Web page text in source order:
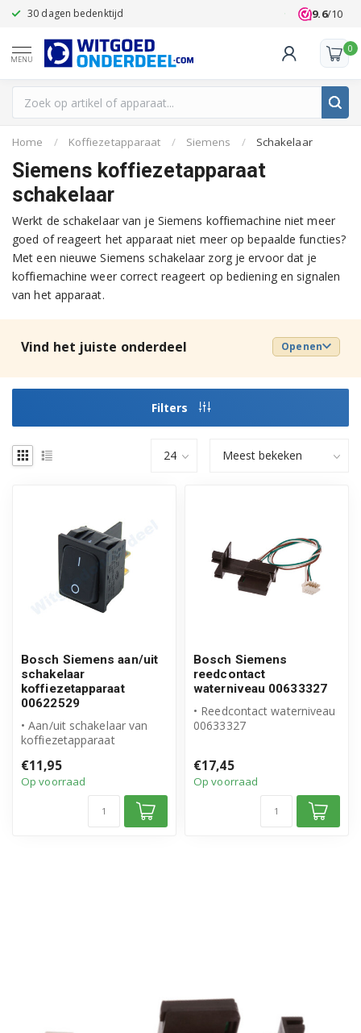
30 dagen bedenktijd Klanten
9.6/10
MENU
0
Home / Koffiezetapparaat / Siemens / Schakelaar
Siemens koffiezetapparaat
schakelaar
Werkt de schakelaar van je Siemens koffiemachine niet meer
goed of reageert het apparaat niet meer op bepaalde functies?
Met een nieuwe Siemens schakelaar zorg je ervoor dat je
koffiemachine weer correct reageert op bediening en signalen
van het apparaat.
Vind het juiste onderdeel Openen
Filters
Bosch Siemens aan/uit
schakelaar
koffiezetapparaat
00622529
• Aan/uit schakelaar van
koffiezetapparaat
product
•...
€11,95
Op voorraad
Bosch Siemens
reedcontact
waterniveau 00633327
• Reedcontact waterniveau
00633327
• Inhoud ...
€17,45
Op voorraad